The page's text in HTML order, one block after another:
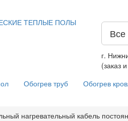
Все
г.
(заказ
Обогрев труб Обогрев
нагревательный кабель